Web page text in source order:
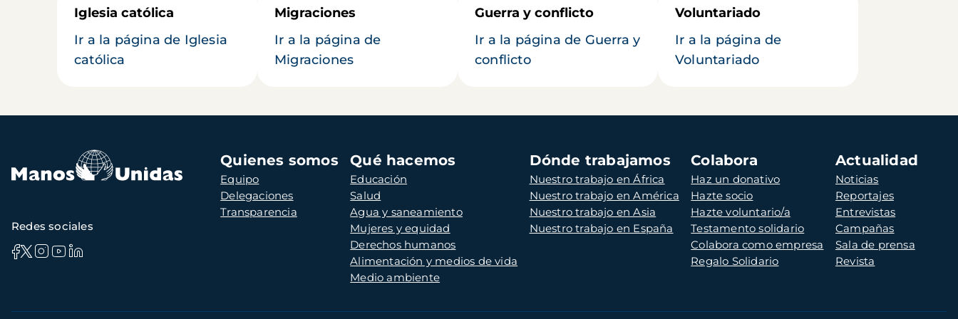
Iglesia católica
Ir a la página de Iglesia
católica
Migraciones
Ir a la página de
Migraciones
Guerra y conflicto
Ir a la página de Guerra y
conflicto
Voluntariado
Ir a la página de
Voluntariado
Navegación
principal
Quienes somos
Equipo
Delegaciones
Transparencia
Qué hacemos
Educación
Salud
Agua y saneamiento
Mujeres y equidad
Derechos humanos
Alimentación y medios de vida
Medio ambiente
Dónde trabajamos
Nuestro trabajo en África
Nuestro trabajo en América
Nuestro trabajo en Asia
Nuestro trabajo en España
Colabora
Haz un donativo
Hazte socio
Hazte voluntario/a
Testamento solidario
Colabora como empresa
Regalo Solidario
Actualidad
Noticias
Reportajes
Entrevistas
Campañas
Sala de prensa
Revista
Redes sociales